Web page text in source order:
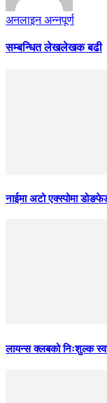
अनलाइन अन्नपूर्ण
सम्बन्धित लेखलेखक बढी
नाईमा अटो एक्स्पोमा
लायन्स क्लबको निःशुल्क